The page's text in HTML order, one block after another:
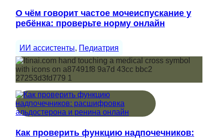
О чём говорит частое мочеиспускание у
ребёнка: проверьте норму онлайн
ИИ ассистенты, Педиатрия
Как проверить функцию надпочечников: